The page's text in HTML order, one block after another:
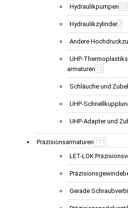
Hydraulikpumpen 20
Hydraulikzylinder2
Andere
UHP-
armaturen 15
Schläuche und
UHP-
UHP-Adapter und
Präzisionsarmaturen 111
LET-LOK
Gerade